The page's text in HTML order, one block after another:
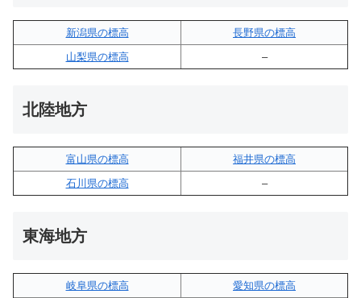
新潟県の標高
長野県の標高
山梨県の標高
–
北陸地方
富山県の標高
福井県の標高
石川県の標高
–
東海地方
岐阜県の標高
愛知県の標高